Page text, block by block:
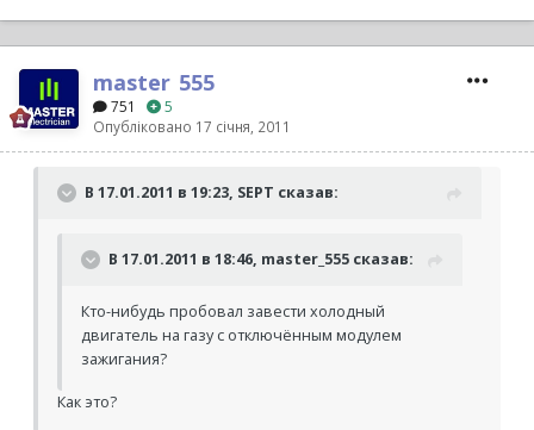
master_555
751
5
Опубліковано 17 січня, 2011
В 17.01.2011 в 19:23, SEPT сказав:
В 17.01.2011 в 18:46, master_555 сказав:
Кто-нибудь пробовал завести холодный
двигатель на газу с отключённым модулем
зажигания?
Как это?